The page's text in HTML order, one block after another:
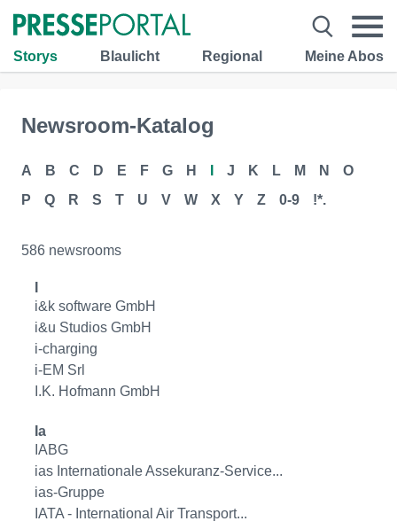
Storys Blaulicht Regional Meine Abos
Newsroom-Katalog
A B C D E F G H J K L M N
O
P
Q R S T U V W X Y Z 0-9 !*.
586 newsrooms
i&k software GmbH
i&u Studios GmbH
i-charging
i-EM Srl
I.K. Hofmann GmbH
Ia
IABG
ias Internationale Assekuranz-Service...
ias-Gruppe
IATA - International Air Transport...